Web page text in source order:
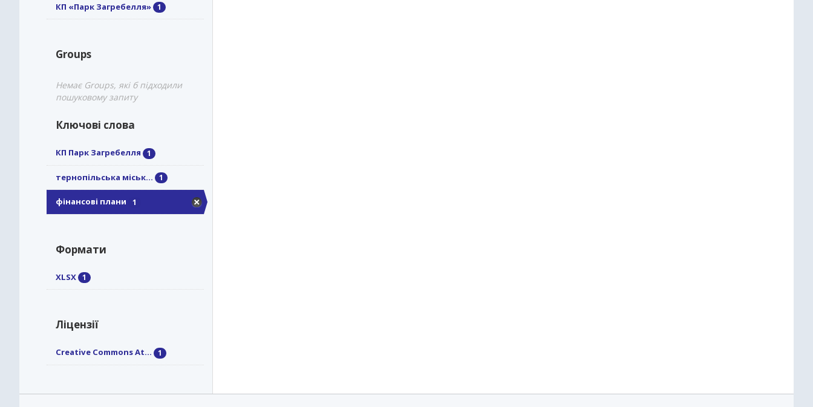
КП «Парк Загребелля» 1
Groups
Немає Groups, які б підходили
пошуковому запиту
Ключові слова
КП Парк Загребелля 1
тернопільська міськ... 1
фінансові плани 1
Формати
XLSX 1
Ліцензії
Creative Commons At... 1